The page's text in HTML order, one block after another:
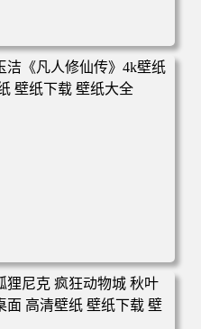
结婴 4k壁纸 3840x2160 电
大全
人修仙传》4k壁纸 3840x2
壁纸大全